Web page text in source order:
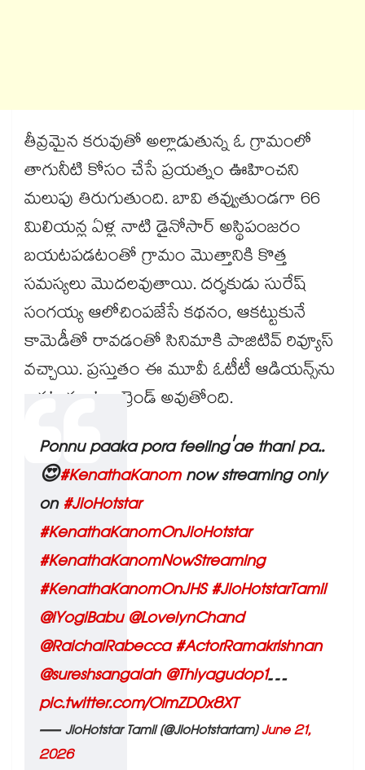
తీవ్రమైన కరువుతో అల్లాడుతున్న ఓ గ్రామంలో
తాగునీటి కోసం చేసే ప్రయత్నం ఊహించని
మలుపు తిరుగుతుంది. బావి తవ్వుతుండగా 66
మిలియన్ల ఏళ్ల నాటి డైనోసార్ అస్థిపంజరం
బయటపడటంతో గ్రామం మొత్తానికి కొత్త
సమస్యలు మొదలవుతాయి. దర్శకుడు సురేష్
సంగయ్య ఆలోచింపజేసే కథనం, ఆకట్టుకునే
కామెడీతో రావడంతో సినిమాకి పాజిటివ్ రివ్యూస్
వచ్చాయి. ప్రస్తుతం ఈ మూవీ ఓటీటీ ఆడియన్స్⁬ను
ఆకట్టుకుంటూ ట్రెండ్ అవుతోంది.
Ponnu paaka pora feeling'ae thani pa..
😍#KenathaKanomnow streaming only
on#JioHotstar
#KenathaKanomOnJioHotstar
#KenathaKanomNowStreaming
#KenathaKanomOnJHS#JioHotstarTamil
@iYogiBabu @LovelynChand
@RaichalRabecca#ActorRamakrishnan
@sureshsangaiah @Thiyagudop1…
pic.twitter.com/OImZD0x8XT
— JioHotstar Tamil (@JioHotstartam)June 21,
2026